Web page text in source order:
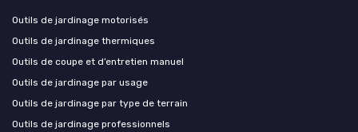
Outils de jardinage motorisés
Outils de jardinage thermiques
Outils de coupe et d’entretien manuel
Outils de jardinage par usage
Outils de jardinage par type de terrain
Outils de jardinage professionnels